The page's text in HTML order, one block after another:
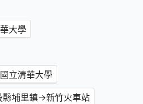
大學
立清華大學
縣埔里鎮→新竹火車站